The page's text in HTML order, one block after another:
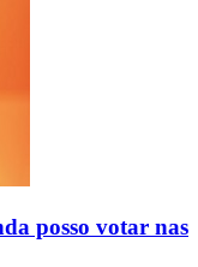
posso votar nas